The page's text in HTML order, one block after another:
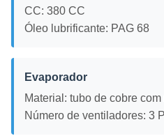
CC: 380 CC
Óleo lubrificante: PAG 68
Evaporador
Material: tubo de cobre
Número de ventiladores: 3